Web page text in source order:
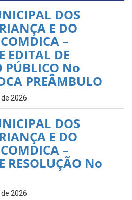
DOS
E DO
–
EDITAL DE
PÚBLICO No
PREÂMBULO
2026
DOS
E DO
–
RESOLUÇÃO No
2026